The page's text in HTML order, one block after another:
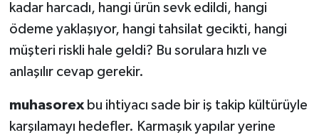
kadar harcadı, hangi ürün sevk edildi, hangi
ödeme yaklaşıyor, hangi tahsilat gecikti, hangi
müşteri riskli hale geldi? Bu sorulara hızlı ve
anlaşılır cevap gerekir.
muhasorexbu ihtiyacı sade bir iş takip kültürüyle
karşılamayı hedefler. Karmaşık yapılar yerine